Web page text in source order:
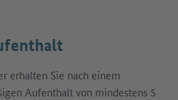
erhalten Sie nach einem
Aufenthalt von mindestens 5